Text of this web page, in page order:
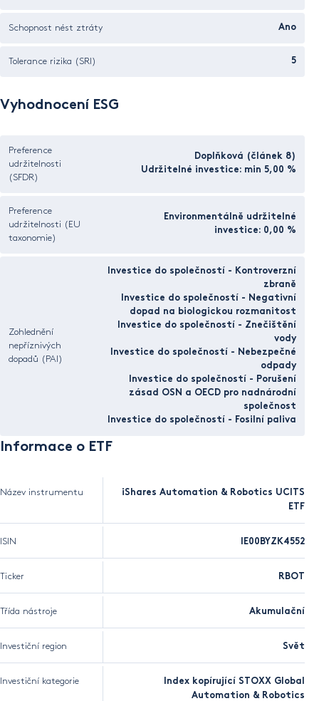
Schopnost nést ztráty Ano
Tolerance rizika (SRI) 5
Vyhodnocení ESG
Preference
udržitelnosti
(SFDR)
Doplňková (článek 8)
Udržitelné investice: min 5,00 %
Preference
udržitelnosti (EU
taxonomie)
Environmentálně udržitelné
investice: 0,00 %
Zohlednění
nepříznivých
dopadů (PAI)
Investice do společností - Kontroverzní
zbraně
Investice do společností - Negativní
dopad na biologickou rozmanitost
Investice do společností - Znečištění
vody
Investice do společností - Nebezpečné
odpady
Investice do společností - Porušení
zásad OSN a OECD pro nadnárodní
společnost
Investice do společností - Fosilní paliva
Informace o ETF
Název instrumentu
iShares Automation & Robotics UCITS
ETF
ISIN IE00BYZK4552
Ticker RBOT
Třída nástroje Akumulační
Investiční region Svět
Investiční kategorie
Index kopírující STOXX Global
Automation & Robotics